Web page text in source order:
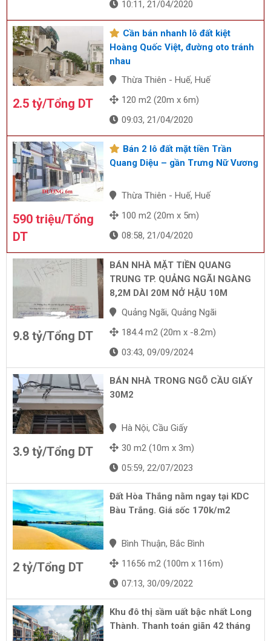
10:11, 21/04/2020
2.5 tỷ/Tổng DT
Cần bán nhanh lô đất kiệt
Hoàng Quốc Việt, đường oto tránh
nhau
Thừa Thiên - Huế, Huế
120 m2 (20m x 6m)
09:03, 21/04/2020
590 triệu/Tổng
DT
Bán 2 lô đất mặt tiền Trần
Quang Diệu – gần Trưng Nữ Vương
Thừa Thiên - Huế, Huế
100 m2 (20m x 5m)
08:58, 21/04/2020
9.8 tỷ/Tổng DT
BÁN NHÀ MẶT TIỀN QUANG
TRUNG TP. QUẢNG NGÃI NGÀNG
8,2M DÀI 20M NỞ HẬU 10M
Quảng Ngãi, Quảng Ngãi
184.4 m2 (20m x -8.2m)
03:43, 09/09/2024
3.9 tỷ/Tổng DT
BÁN NHÀ TRONG NGÕ CẦU GIẤY
30M2
Hà Nội, Cầu Giấy
30 m2 (10m x 3m)
05:59, 22/07/2023
2 tỷ/Tổng DT
Đất Hòa Thắng nằm ngay tại KDC
Bàu Trắng. Giá sốc 170k/m2
Bình Thuận, Bắc Bình
11656 m2 (100m x 116m)
07:13, 30/09/2022
Khu đô thị sầm uất bậc nhất Long
Thành. Thanh toán giãn 42 tháng